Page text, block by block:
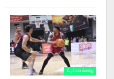
رياضة محلية